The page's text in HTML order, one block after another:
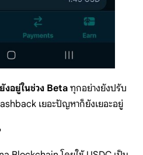
งอยู่ในช่วง Beta ทุกอย่างยังปรับ
เยอะปัญหาก็ยังเยอะอยู่